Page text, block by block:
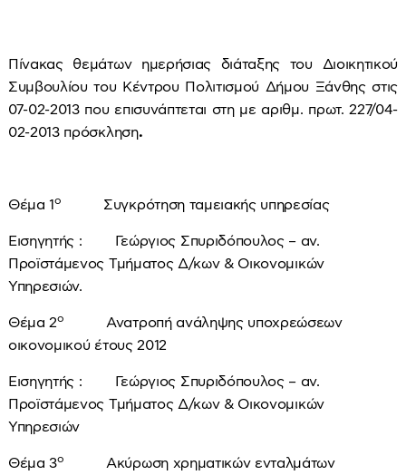
Πίνακας θεμάτων ημερήσιας διάταξης του Διοικητικού
Συμβουλίου του Κέντρου Πολιτισμού Δήμου Ξάνθης στις
07-02-2013 που επισυνάπτεται στη με αριθμ. πρωτ. 227/04-
02-2013 πρόσκληση.
Θέμα 1ο Συγκρότηση ταμειακής υπηρεσίας
Εισηγητής : Γεώργιος Σπυριδόπουλος – αν.
Προϊστάμενος Τμήματος Δ/κων & Οικονομικών
Υπηρεσιών.
Θέμα 2ο
Ανατροπή ανάληψης υποχρεώσεων
οικονομικού έτους 2012
Εισηγητής : Γεώργιος Σπυριδόπουλος – αν.
Προϊστάμενος Τμήματος Δ/κων & Οικονομικών
Υπηρεσιών
Θέμα 3ο
Ακύρωση χρηματικών ενταλμάτων